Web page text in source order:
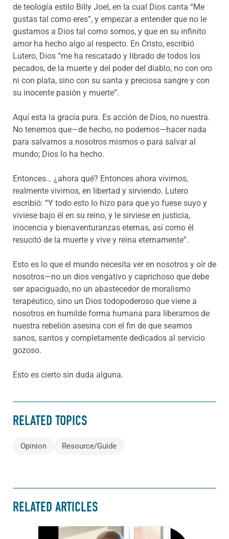
de teología estilo Billy Joel, en la cual Dios canta “Me
gustas tal como eres”, y empezar a entender que no le
gustamos a Dios tal como somos, y que en su infinito
amor ha hecho algo al respecto. En Cristo, escribió
Lutero, Dios “me ha rescatado y librado de todos los
pecados, de la muerte y del poder del diablo, no con oro
ni con plata, sino con su santa y preciosa sangre y con
su inocente pasión y muerte”.
Aquí esta la gracia pura. Es acción de Dios, no nuestra.
No tenemos que—de hecho, no podemos—hacer nada
para salvarnos a nosotros mismos o para salvar al
mundo; Dios lo ha hecho.
Entonces… ¿ahora qué? Entonces ahora vivimos,
realmente vivimos, en libertad y sirviendo. Lutero
escribió: “Y todo esto lo hizo para que yo fuese suyo y
viviese bajo él en su reino, y le sirviese en justicia,
inocencia y bienaventuranzas eternas, así como él
resucitó de la muerte y vive y reina eternamente”.
Esto es lo que el mundo necesita ver en nosotros y oír de
nosotros—no un dios vengativo y caprichoso que debe
ser apaciguado, no un abastecedor de moralismo
terapéutico, sino un Dios todopoderoso que viene a
nosotros en humilde forma humana para liberarnos de
nuestra rebelión asesina con el fin de que seamos
sanos, santos y completamente dedicados al servicio
gozoso.
Esto es cierto sin duda alguna.
RELATED TOPICS
Opinion Resource/Guide
RELATED ARTICLES